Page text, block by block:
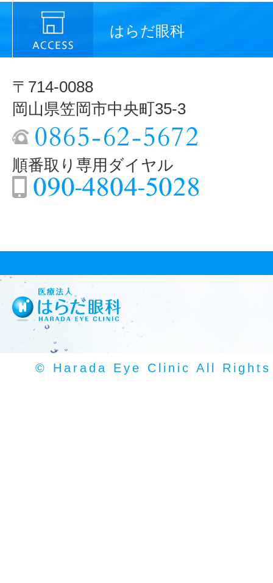
はらだ眼科
〒714-0088
岡山県笠岡市中央町35-3
順番取り専用ダイヤル
© Harada Eye Clinic All